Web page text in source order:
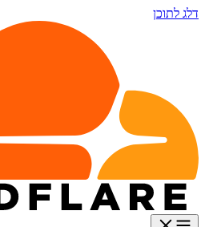
דלג לתוכן